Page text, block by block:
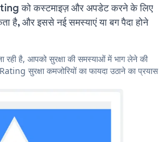
को कस्टमाइज़ और अपडेट करने के लिए
है, और इससे नई समस्याएं या बग पैदा होने
है, आपको सुरक्षा की समस्याओं में भाग लेने की
सुरक्षा कमजोरियों का फायदा उठाने का प्रयास